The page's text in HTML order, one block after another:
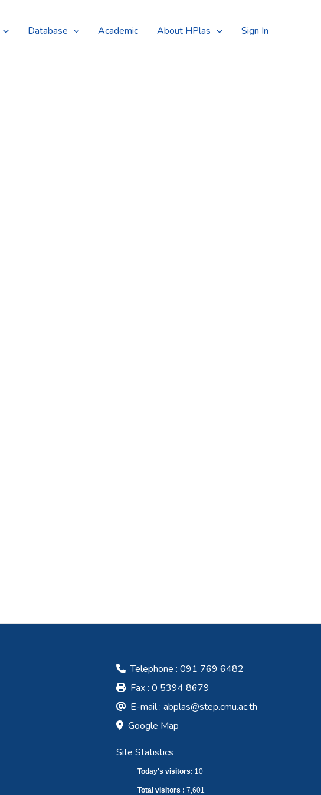
Database Academic About HPlas Sign In
Telephone : 091 769 6482
Fax : 0 5394 8679
E-mail : abplas@step.cmu.ac.th
Google Map
Site Statistics
Today's visitors: 10
Total visitors : 7,601